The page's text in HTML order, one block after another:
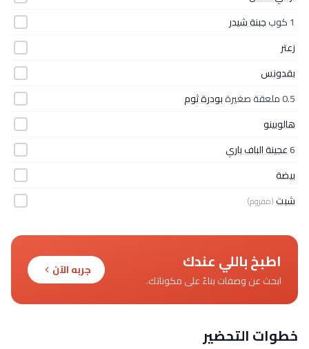
1 كوب
جبنة شيدر
زعتر
بقدونس
0.5 ملعقة صغيرة
بودرة ثوم
هالوبينو
6عجينة الباف باري
بيضة
شبت(مفروم)
اطبخ باللي عندك
ابحث عن وصفات بناءً على مكوناتك.
جربه الآن
خطوات التحضير